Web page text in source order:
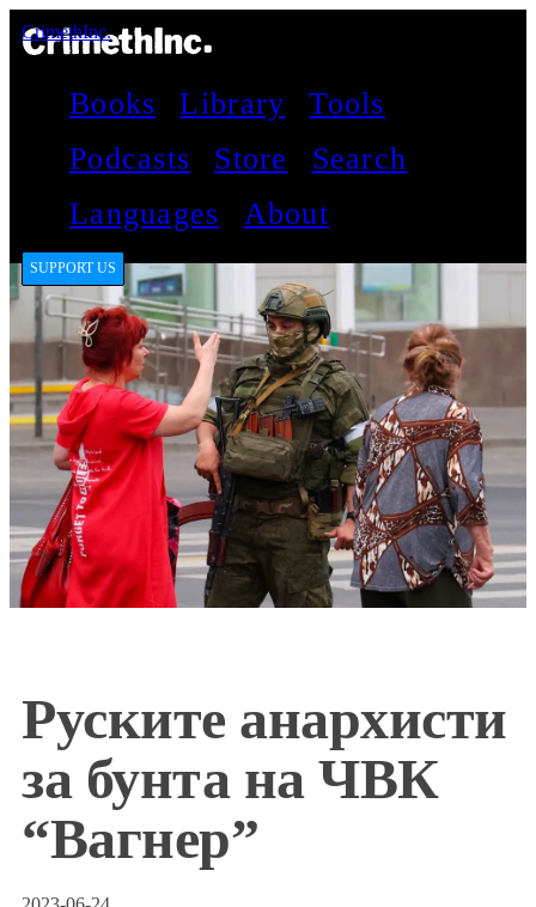
CrimethInc.
Books Library
Tools
Podcasts
Store
Search
Languages
About
SUPPORT US
Руските анархисти
за бунта на ЧВК
“Вагнер”